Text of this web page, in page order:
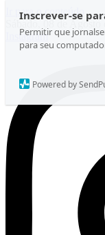
Inscrever-se
Permitir que
para seu
Powered by
Ir para o conteúdo
Sábado, 08 de Agosto
Instagram